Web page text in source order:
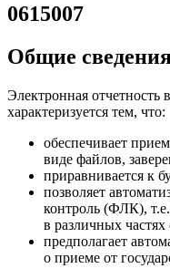
0615007
Общие
Электронная отчетность
характеризуется тем, что:
обеспечивает
виде файлов,
приравнивается к
позволяет
контроль (ФЛК),
в различных частях
предполагает
о приеме от